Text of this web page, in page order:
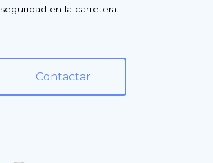
seguridad en la carretera.
Contactar